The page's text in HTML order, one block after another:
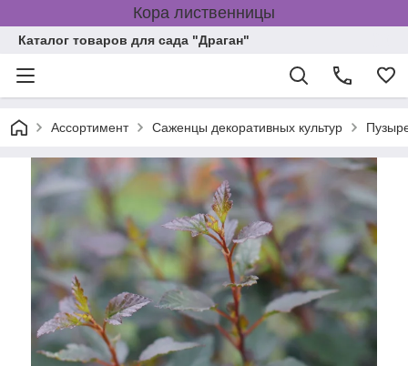
Кора лиственницы
Каталог товаров для сада "Драган"
Ассортимент Саженцы декоративных культур